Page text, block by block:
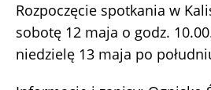
Rozpoczęcie spotkania w
sobotę 12 maja o godz.
niedzielę 13 maja po